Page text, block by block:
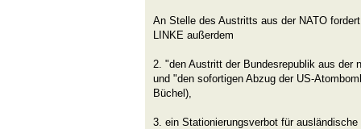
An Stelle des Austritts aus der NATO
LINKE außerdem
2. "den Austritt der Bundesrepublik aus der
und "den sofortigen Abzug der US-
Büchel),
3. ein Stationierungsverbot für ausländische